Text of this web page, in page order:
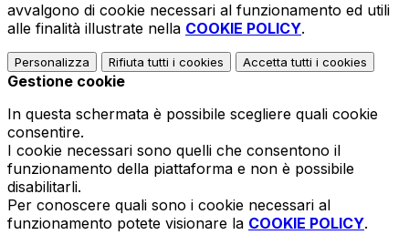
avvalgono di cookie necessari al funzionamento ed utili
alle finalità illustrate nella COOKIE POLICY.
Personalizza Rifiuta tutti i cookies Accetta tutti i cookies
Gestione cookie
In questa schermata è possibile scegliere quali cookie
consentire.
I cookie necessari sono quelli che consentono il
funzionamento della piattaforma e non è possibile
disabilitarli.
Per conoscere quali sono i cookie necessari al
funzionamento potete visionare la COOKIE POLICY.